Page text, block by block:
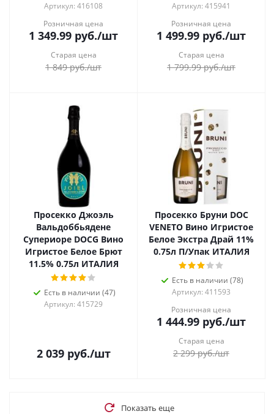
Артикул: 416108
Розничная цена
1 349.99 руб./шт
Старая цена
1 849руб./шт
Артикул: 415941
Розничная цена
1 499.99 руб./шт
Старая цена
1 799.99руб./шт
Просекко Джоэль
Вальдоббьядене
Супериоре DOCG Вино
Игристое Белое Брют
11.5% 0.75л ИТАЛИЯ
Есть в наличии (47)
Артикул: 415729
2 039руб./шт
Просекко Бруни DOC
VENETO Вино Игристое
Белое Экстра Драй 11%
0.75л П/Упак ИТАЛИЯ
Есть в наличии (78)
Артикул: 411593
Розничная цена
1 444.99 руб./шт
Старая цена
2 299руб./шт
Показать еще